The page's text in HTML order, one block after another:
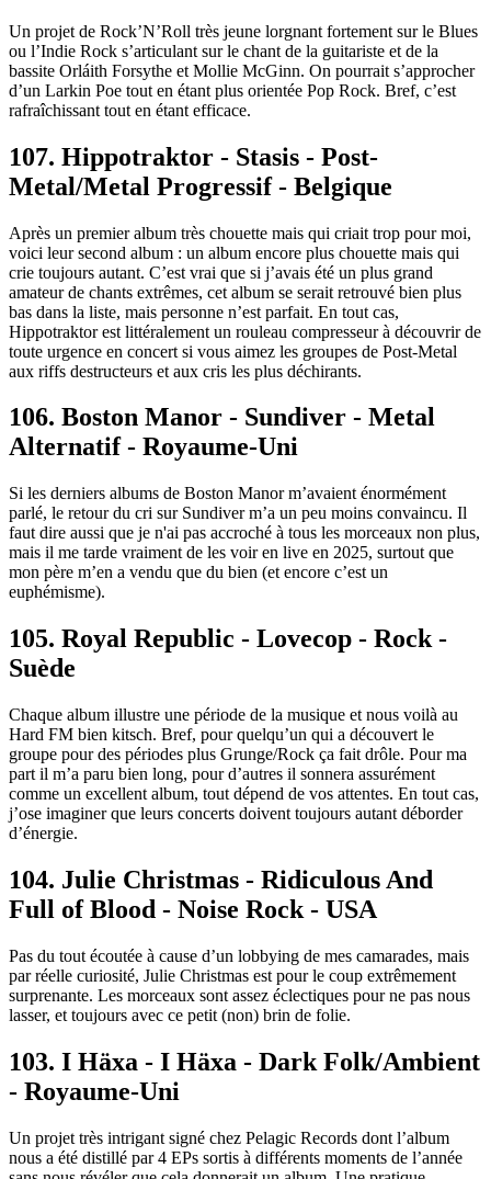
Un projet de Rock’N’Roll très jeune lorgnant fortement sur le Blues
ou l’Indie Rock s’articulant sur le chant de la guitariste et de la
bassite Orláith Forsythe et Mollie McGinn. On pourrait s’approcher
d’un Larkin Poe tout en étant plus orientée Pop Rock. Bref, c’est
rafraîchissant tout en étant efficace.
107. Hippotraktor - Stasis - Post-
Metal/Metal Progressif - Belgique
Après un premier album très chouette mais qui criait trop pour moi,
voici leur second album : un album encore plus chouette mais qui
crie toujours autant. C’est vrai que si j’avais été un plus grand
amateur de chants extrêmes, cet album se serait retrouvé bien plus
bas dans la liste, mais personne n’est parfait. En tout cas,
Hippotraktor est littéralement un rouleau compresseur à découvrir de
toute urgence en concert si vous aimez les groupes de Post-Metal
aux riffs destructeurs et aux cris les plus déchirants.
106. Boston Manor - Sundiver - Metal
Alternatif - Royaume-Uni
Si les derniers albums de Boston Manor m’avaient énormément
parlé, le retour du cri sur Sundiver m’a un peu moins convaincu. Il
faut dire aussi que je n'ai pas accroché à tous les morceaux non plus,
mais il me tarde vraiment de les voir en live en 2025, surtout que
mon père m’en a vendu que du bien (et encore c’est un
euphémisme).
105. Royal Republic - Lovecop - Rock -
Suède
Chaque album illustre une période de la musique et nous voilà au
Hard FM bien kitsch. Bref, pour quelqu’un qui a découvert le
groupe pour des périodes plus Grunge/Rock ça fait drôle. Pour ma
part il m’a paru bien long, pour d’autres il sonnera assurément
comme un excellent album, tout dépend de vos attentes. En tout cas,
j’ose imaginer que leurs concerts doivent toujours autant déborder
d’énergie.
104. Julie Christmas - Ridiculous And
Full of Blood - Noise Rock - USA
Pas du tout écoutée à cause d’un lobbying de mes camarades, mais
par réelle curiosité, Julie Christmas est pour le coup extrêmement
surprenante. Les morceaux sont assez éclectiques pour ne pas nous
lasser, et toujours avec ce petit (non) brin de folie.
103. I Häxa - I Häxa - Dark Folk/Ambient
- Royaume-Uni
Un projet très intrigant signé chez Pelagic Records dont l’album
nous a été distillé par 4 EPs sortis à différents moments de l’année